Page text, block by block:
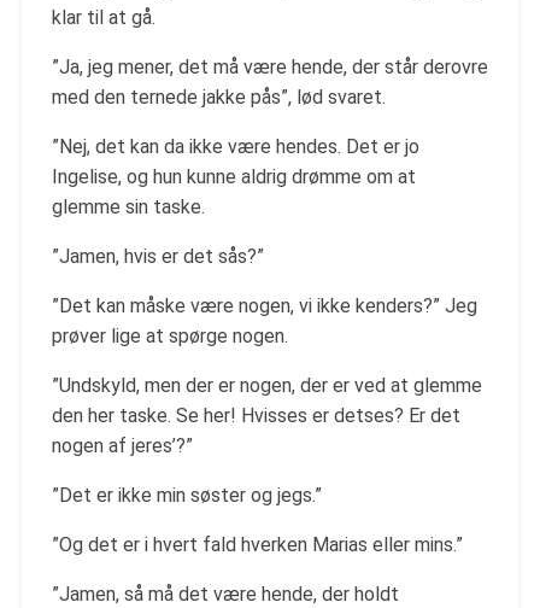
klar til at gå.
”Ja, jeg mener, det må være hende, der står derovre
med den ternede jakke pås”, lød svaret.
”Nej, det kan da ikke være hendes. Det er jo
Ingelise, og hun kunne aldrig drømme om at
glemme sin taske.
”Jamen, hvis er det sås?”
”Det kan måske være nogen, vi ikke kenders?” Jeg
prøver lige at spørge nogen.
”Undskyld, men der er nogen, der er ved at glemme
den her taske. Se her! Hvisses er detses? Er det
nogen af jeres’?”
”Det er ikke min søster og jegs.”
”Og det er i hvert fald hverken Marias eller mins.”
”Jamen, så må det være hende, der holdt